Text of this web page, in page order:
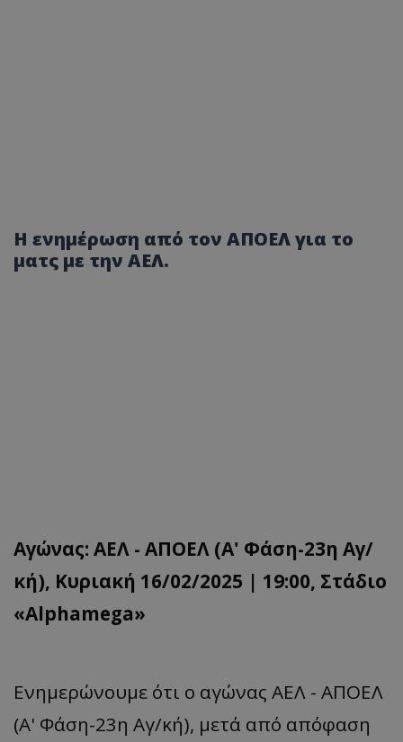
Η ενημέρωση από τον ΑΠΟΕΛ για το
ματς με την ΑΕΛ.
Αγώνας: ΑΕΛ - ΑΠΟΕΛ (Α' Φάση-23η Αγ/
κή), Κυριακή 16/02/2025 | 19:00, Στάδιο
«Alphamega»
Ενημερώνουμε ότι ο αγώνας ΑΕΛ - ΑΠΟΕΛ
(Α' Φάση-23η Αγ/κή), μετά από απόφαση